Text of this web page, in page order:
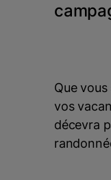
Que
vos
décevra